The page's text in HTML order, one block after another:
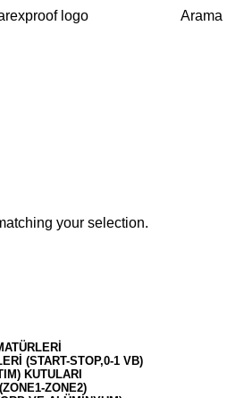
Arama
(START-STOP,0-1 VB)
KUTULARI
ZONE2)
your selection.